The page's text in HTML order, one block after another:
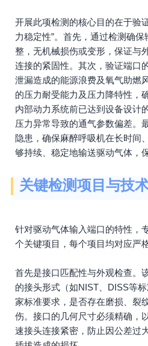
开展此项检测的核心目的在于验
力稳定性”。首先，通过检测确
整，无机械损伤或变形，保证与
连接的紧固性。其次，验证端口
泄漏造成的能源浪费及氧气助燃
的压力耐受能力及压力降特性，
内部动力系统前已达到设备设计
压力异常导致的通气参数偏差。
隐患，确保麻醉呼吸机在长时间
够持续、稳定地输送驱动气体，
关键检测项目与技
针对驱动气体输入端口的特性，
个关键项目，每个项目均对应严
首先是接口匹配性与外观检查。
的接头形式（如NIST、DISS等
家标准要求，是否存在磨损、裂
伤。接口的几何尺寸必须精确，
速接头连接紧密，防止因公差过